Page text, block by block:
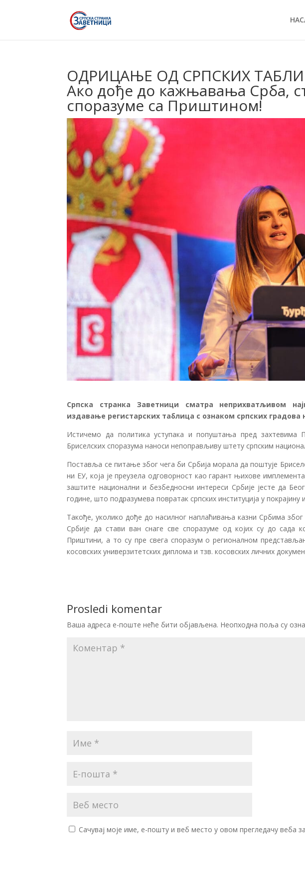
ОДРИЦАЊЕ ОД СРПСКИХ
Ако дође до кажњавања Срба,
споразуме са Приштином!
Српска странка Заветници сматра неприхватљивом
издавање регистарских таблица с ознаком српских градова
Истичемо да политика уступака и попуштања пред
Бриселских споразума наноси непоправљиву штету српским
Поставља се питање због чега би Србија морала да поштује
ни ЕУ, која је преузела одговорност као гарант њихове
заштите национални и безбедносни интереси Србије јесте да
године, што подразумева повратак српских институција у
Такође, уколико дође до насилног наплаћивања казни Србима због
Србије да стави ван снаге све споразуме од којих су до сада
Приштини, а то су пре свега споразум о регионалном
косовских универзитетских диплома и тзв. косовских личних
Prosledi komentar
Ваша адреса е-поште неће бити објављена. Неопходна поља су
Сачувај моје име, е-пошту и веб место у овом прегледачу веба